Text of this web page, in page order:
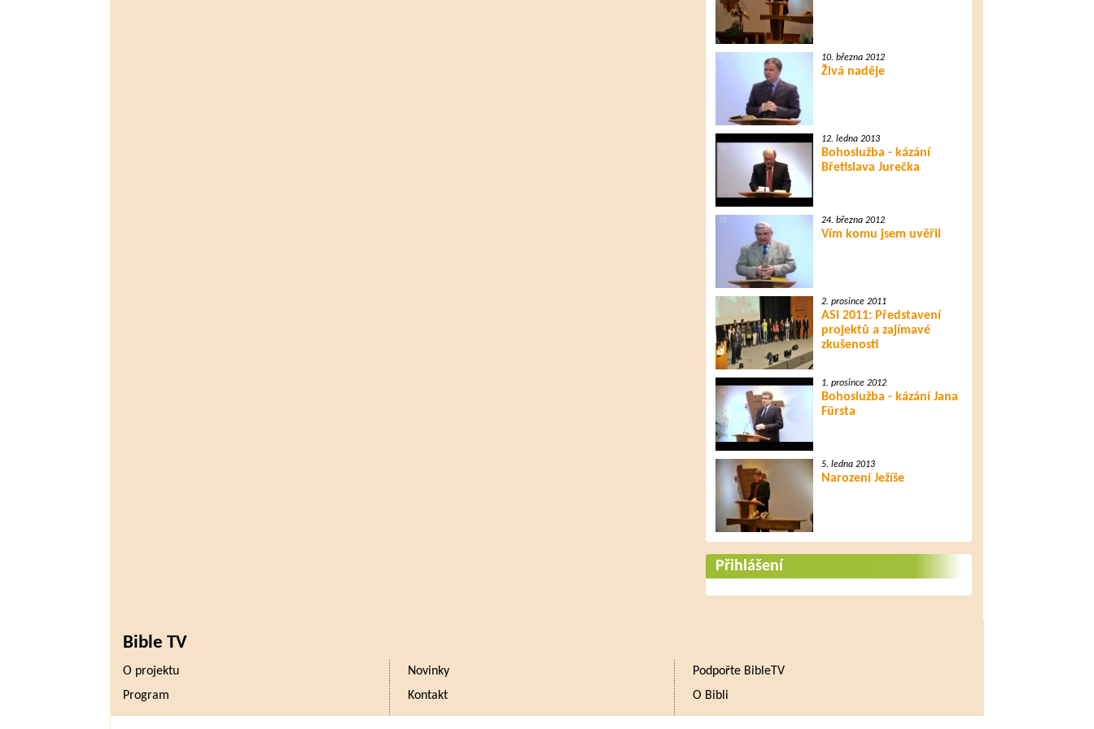
10. března 2012
Živá naděje
12. ledna 2013
Bohoslužba - kázání
Břetislava Jurečka
24. března 2012
Vím komu jsem uvěřil
2. prosince 2011
ASI 2011: Představení
projektů a zajímavé
zkušenosti
1. prosince 2012
Bohoslužba - kázání Jana
Fürsta
5. ledna 2013
Narození Ježíše
Přihlášení
Bible TV
O projektu Novinky
Podpořte BibleTV
Program
Kontakt O Bibli